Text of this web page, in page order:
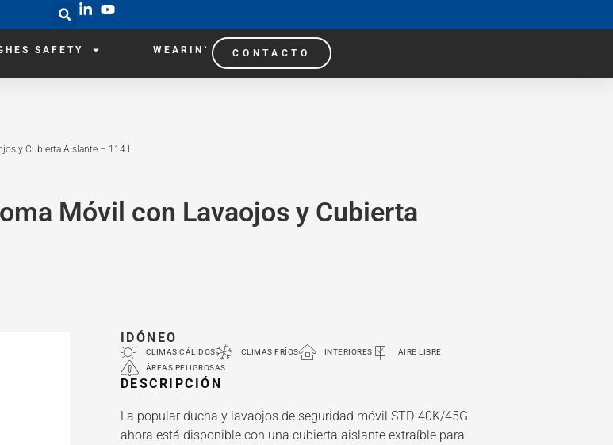
SAFETY WEARIN` CONTACTO
y Cubierta Aislante – 114 L
Móvil con Lavaojos y Cubierta
IDÓNEO
CLIMAS CÁLIDOS CLIMAS FRÍOS INTERIORES
AIRE LIBRE
ÁREAS PELIGROSAS
DESCRIPCIÓN
La popular ducha y lavaojos de seguridad móvil STD-40K/45G
ahora está disponible con una cubierta aislante extraíble para